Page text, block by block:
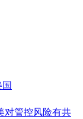
国
对管控风险有共